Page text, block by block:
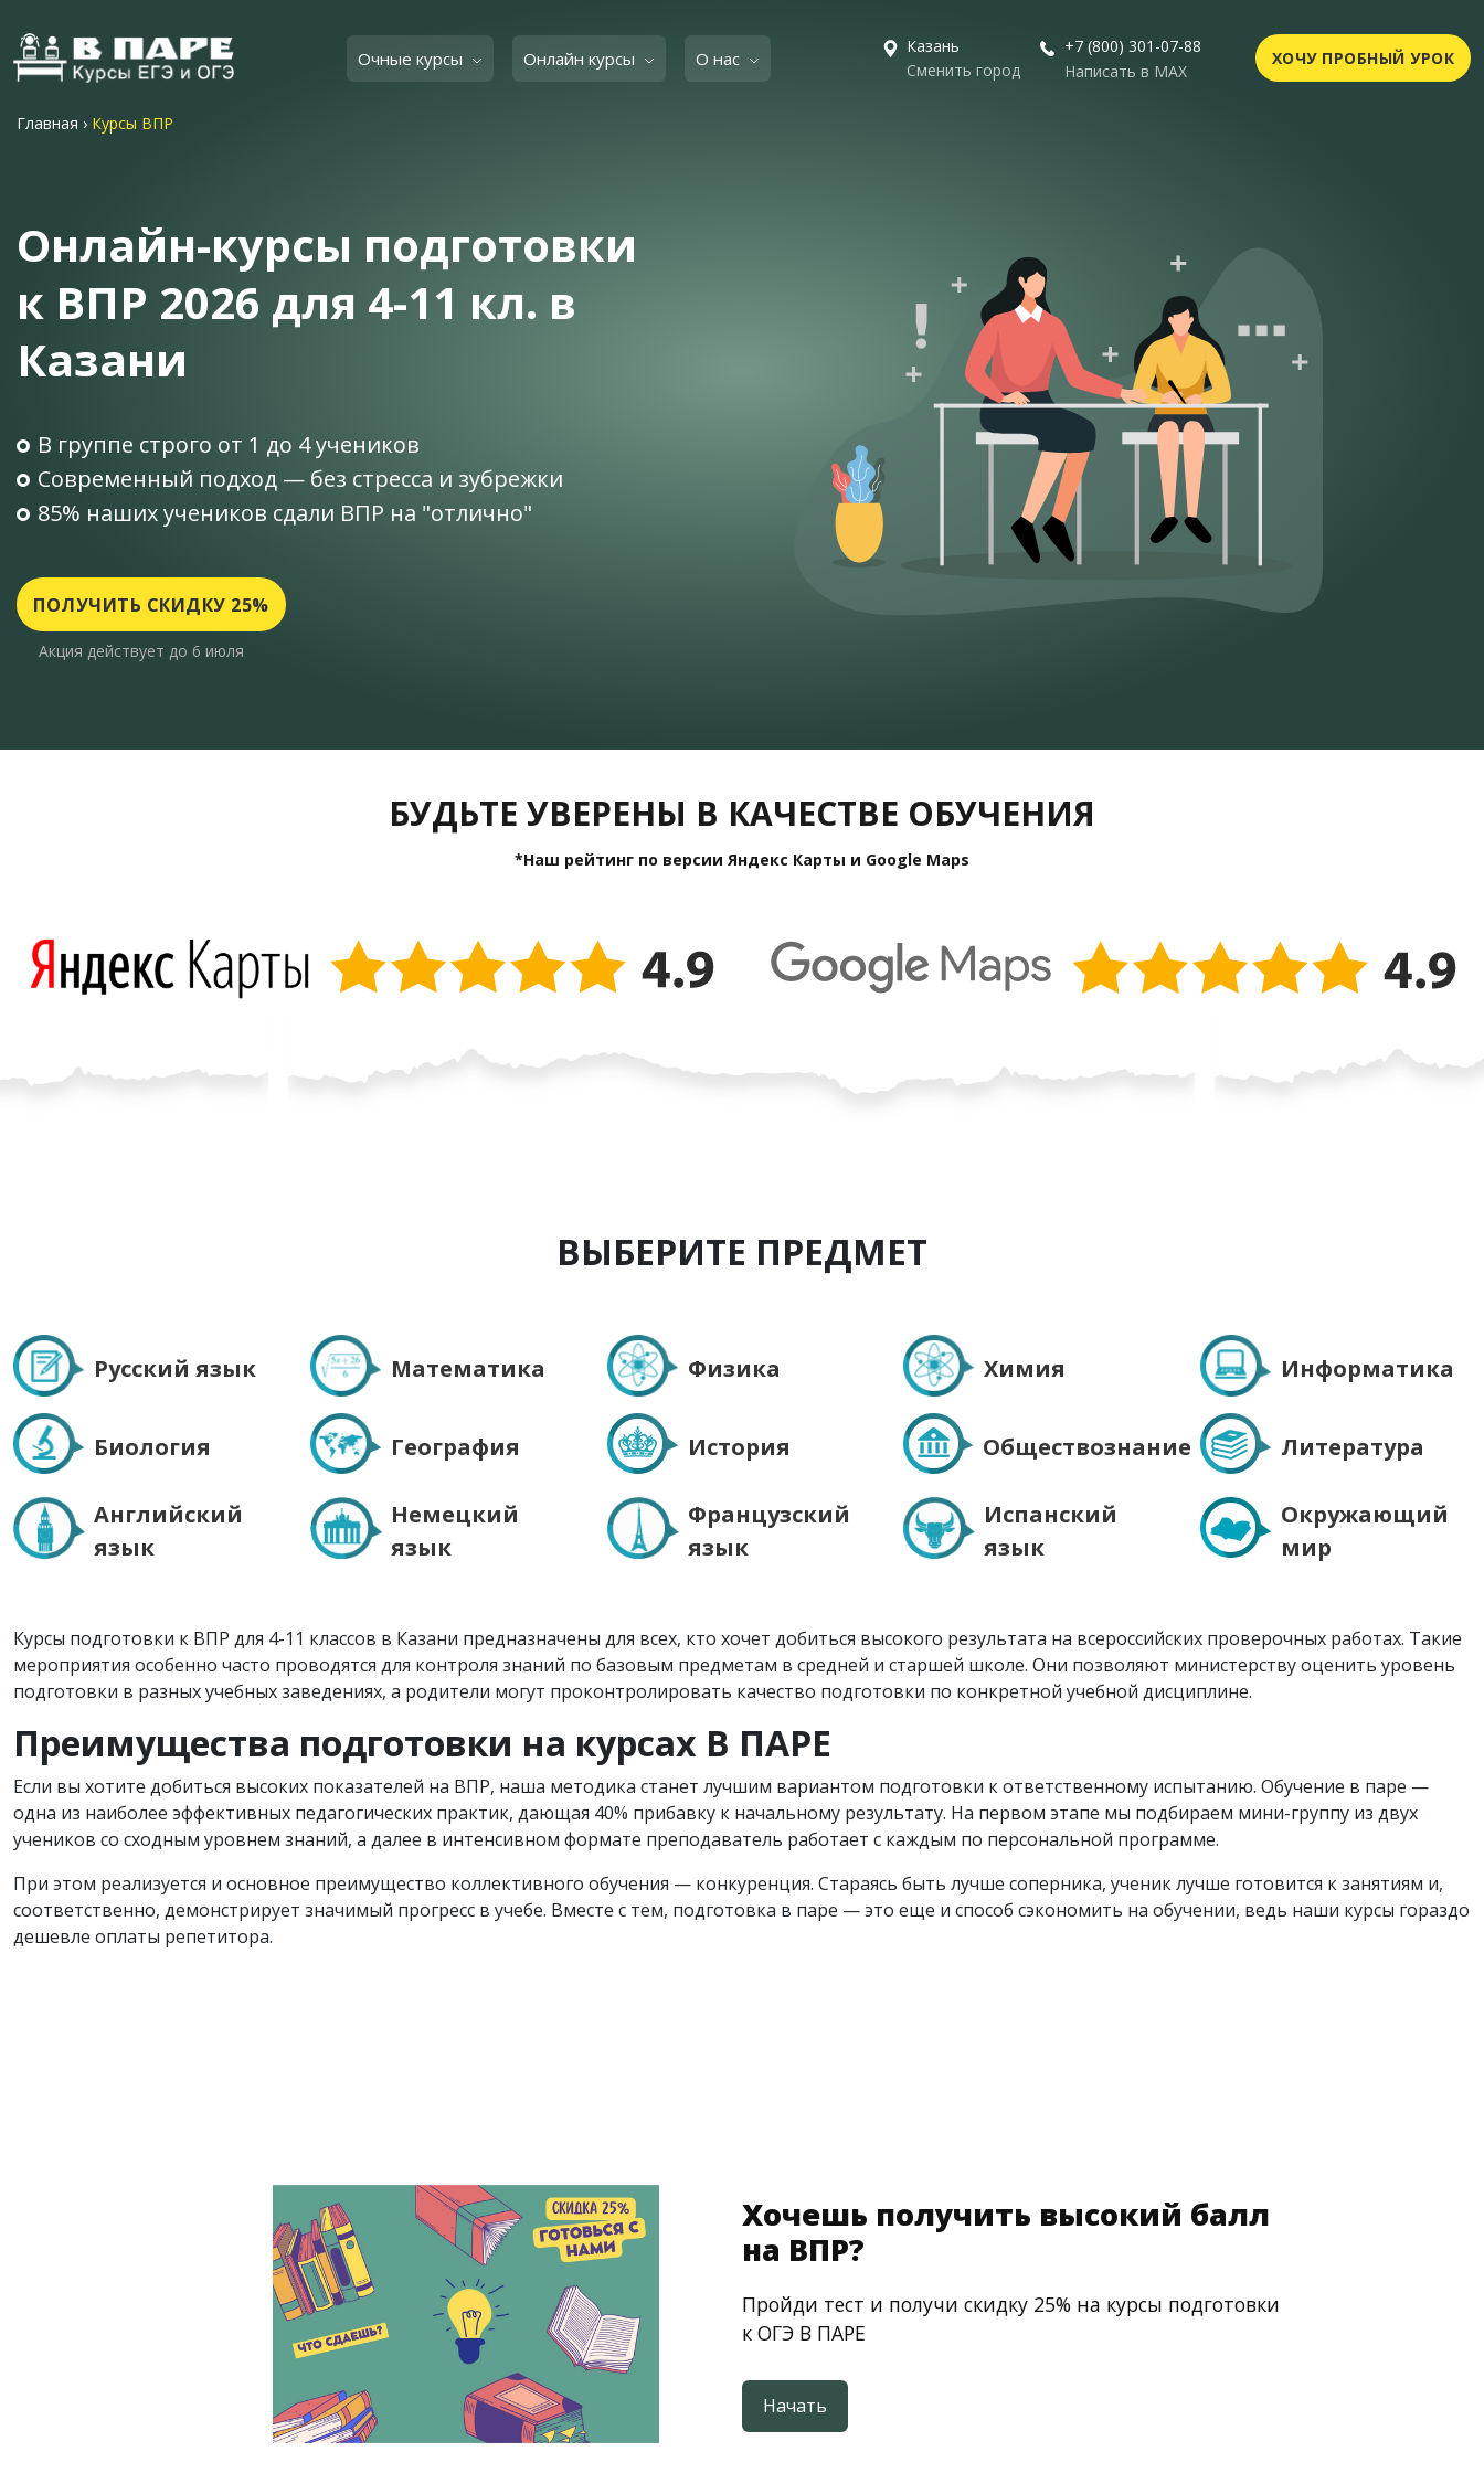
Очные курсы Онлайн курсы О нас
Казань
Сменить город
+7 (800) 301-07-88
Написать в MAX
ХОЧУ ПРОБНЫЙ УРОК
Главная › Курсы ВПР
Онлайн-курсы подготовки
к ВПР 2026 для 4-11 кл. в
Казани
В группе строго от 1 до 4 учеников
Современный подход — без стресса и зубрежки
85% наших учеников сдали ВПР на "отлично"
ПОЛУЧИТЬ СКИДКУ 25%
Акция действует до 6 июля
БУДЬТЕ УВЕРЕНЫ В КАЧЕСТВЕ ОБУЧЕНИЯ
*Наш рейтинг по версии Яндекс Карты и Google Maps
ВЫБЕРИТЕ ПРЕДМЕТ
Русский язык Математика Физика Химия Информатика
Биология География История Обществознание Литература
Английский
язык
Немецкий
язык
Французский
язык
Испанский
язык
Окружающий
мир
Курсы подготовки к ВПР для 4-11 классов в Казани предназначены для всех, кто хочет добиться высокого результата на всероссийских проверочных работах. Такие
мероприятия особенно часто проводятся для контроля знаний по базовым предметам в средней и старшей школе. Они позволяют министерству оценить уровень
подготовки в разных учебных заведениях, а родители могут проконтролировать качество подготовки по конкретной учебной дисциплине.
Преимущества подготовки на курсах В ПАРЕ
Если вы хотите добиться высоких показателей на ВПР, наша методика станет лучшим вариантом подготовки к ответственному испытанию. Обучение в паре —
одна из наиболее эффективных педагогических практик, дающая 40% прибавку к начальному результату. На первом этапе мы подбираем мини-группу из двух
учеников со сходным уровнем знаний, а далее в интенсивном формате преподаватель работает с каждым по персональной программе.
При этом реализуется и основное преимущество коллективного обучения — конкуренция. Стараясь быть лучше соперника, ученик лучше готовится к занятиям и,
соответственно, демонстрирует значимый прогресс в учебе. Вместе с тем, подготовка в паре — это еще и способ сэкономить на обучении, ведь наши курсы гораздо
дешевле оплаты репетитора.
Хочешь получить высокий балл
на ВПР?
Пройди тест и получи скидку 25% на курсы подготовки
к ОГЭ В ПАРЕ
Начать